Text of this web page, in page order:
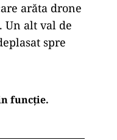
arăta drone
Un alt val de
spre
funcție.